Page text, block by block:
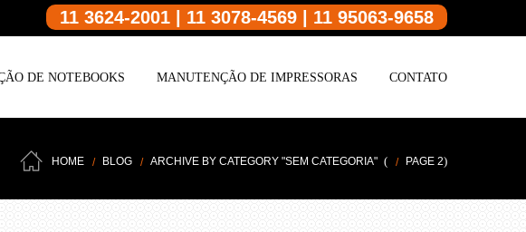
11 3624-2001 | 11 3078-4569 | 11 95063-9658
DE NOTEBOOKS MANUTENÇÃO DE IMPRESSORAS CONTATO
HOME BLOG ARCHIVE BY CATEGORY "SEM CATEGORIA" ( PAGE 2)